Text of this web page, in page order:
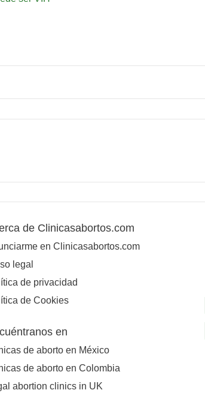
de Clinicasabortos.com
en Clinicasabortos.com
legal
de privacidad
de Cookies
en
de aborto en México
de aborto en Colombia
abortion clinics in UK